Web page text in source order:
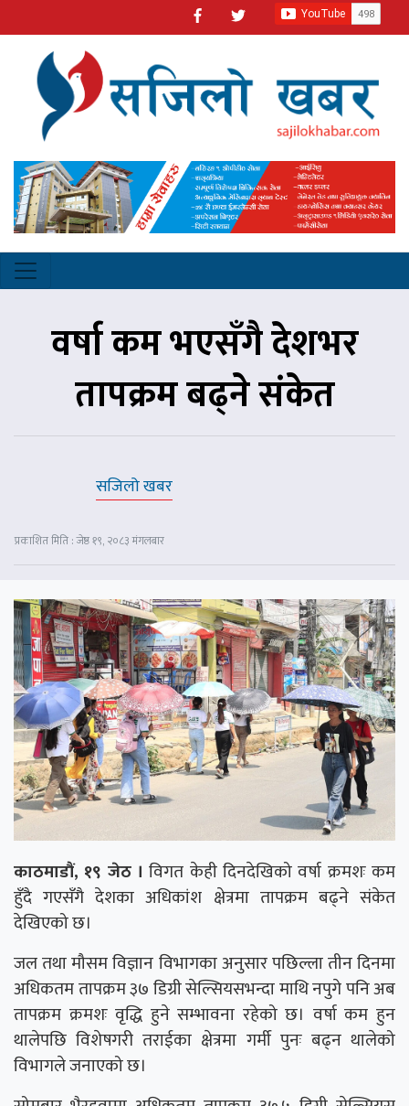
वर्षा कम भएसँगै देशभर
तापक्रम बढ्ने संकेत
सजिलो खबर
प्रकाशित मिति : जेष्ठ १९, २०८३ मंगलबार
काठमाडौं, १९ जेठ । विगत केही दिनदेखिको वर्षा क्रमशः कम
हुँदै गएसँगै देशका अधिकांश क्षेत्रमा तापक्रम बढ्ने संकेत
देखिएको छ।
जल तथा मौसम विज्ञान विभागका अनुसार पछिल्ला तीन दिनमा
अधिकतम तापक्रम ३७ डिग्री सेल्सियसभन्दा माथि नपुगे पनि अब
तापक्रम क्रमशः वृद्धि हुने सम्भावना रहेको छ। वर्षा कम हुन
थालेपछि विशेषगरी तराईका क्षेत्रमा गर्मी पुनः बढ्न थालेको
विभागले जनाएको छ।